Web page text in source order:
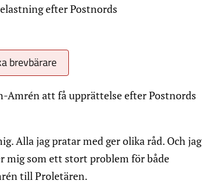
efter Postnords
brevbärare
Amrén att få upprättelse efter Postnords
Alla jag pratar med ger olika råd. Och jag
mig som ett stort problem för både
till Proletären.